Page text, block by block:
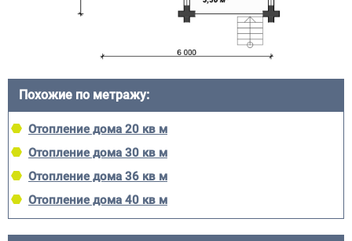
Похожие по метражу:
Отопление дома 20 кв м
Отопление дома 30 кв м
Отопление дома 36 кв м
Отопление дома 40 кв м